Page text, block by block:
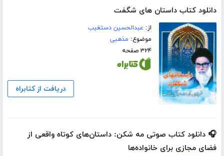
دانلود کتاب داستان های شگفت
از: عبدالحسین دستغیب
موضوع: مذهبی
۳۲۴ صفحه
دریافت از کتابراه
🎧 دانلود کتاب صوتی مه شکن: داستان‌های کوتاه واقعی از
فضای مجازی برای خانواده‌ها